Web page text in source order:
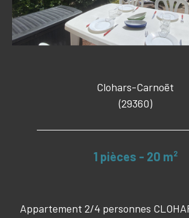
Clohars-Carnoët
(29360)
1 pièces - 20 m²
Appartement 2/4 personnes